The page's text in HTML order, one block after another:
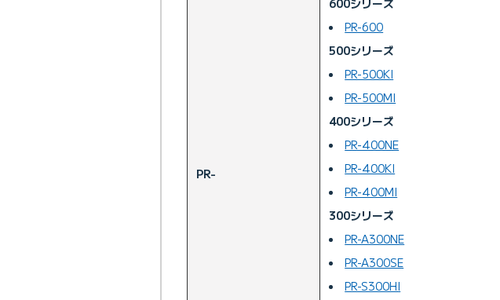
PR-
PR-600
500シリーズ
PR-500KI
PR-500MI
400シリーズ
PR-400NE
PR-400KI
PR-400MI
300シリーズ
PR-A300NE
PR-A300SE
PR-S300HI